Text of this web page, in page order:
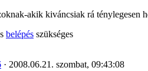
akik kiváncsiak rá ténylegesen
belépés szükséges
· 2008.06.21. szombat, 09:43:08